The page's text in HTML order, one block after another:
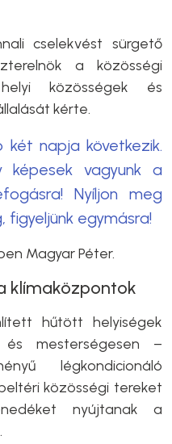
cselekvést sürgető
a közösségi
közösségek és
kérte.
napja következik.
képesek vagyunk a
Nyíljon meg
figyeljünk egymásra!
Magyar Péter.
klímaközpontok
hűtött helyiségek
mesterségesen –
légkondicionáló
közösségi tereket
nyújtanak a